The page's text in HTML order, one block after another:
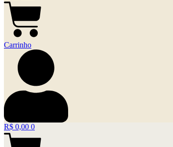
Carrinho
R$ 0,00 0